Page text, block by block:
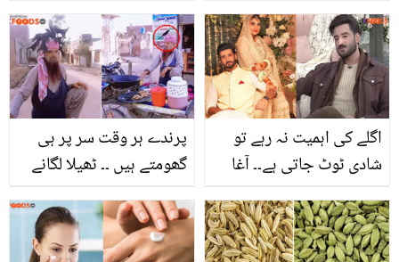
اہم رائے
پرندے ہر وقت سر پر ہی
گھومتے ہیں ۔۔ ٹھیلا لگانے
کرتے ہیں کہ پرندے ان سے
اتنی محبت کرتے ہیں؟
اگلے کی اہمیت نہ رہے تو
شادی ٹوٹ جاتی ہے۔۔ آغا
ہوئے حنا الطاف کو کیا دعا
دی؟